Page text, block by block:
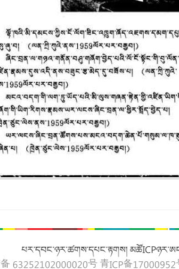
པར་དབང་ཉར་ཚགས་དཔང་རྟགས།